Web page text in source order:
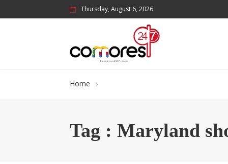
Thursday, August 6, 2026
Home
Tag : Maryland